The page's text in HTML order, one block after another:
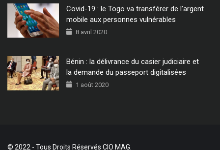
Covid-19 : le Togo va transférer de l’argent
mobile aux personnes vulnérables
8 avril 2020
Bénin : la délivrance du casier judiciaire et
la demande du passeport digitalisées
1 août 2020
© 2022 - Tous Droits Réservés CIO MAG.